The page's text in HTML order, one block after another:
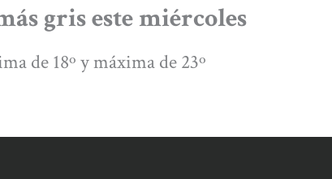
gris este miércoles
de 18º y máxima de 23º